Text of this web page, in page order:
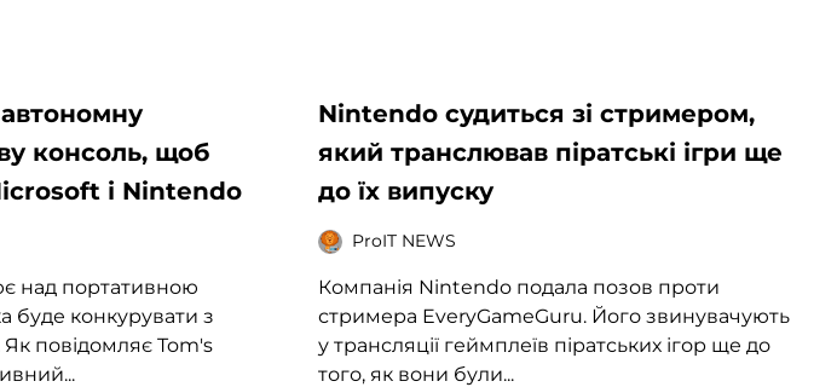
консоль, щоб
і Nintendo
над портативною
буде конкурувати з
повідомляє Tom's
Nintendo судиться зі стримером,
який транслював піратські ігри ще
до їх випуску
ProIT NEWS
Компанія Nintendo подала позов проти
стримера EveryGameGuru. Його звинувачують
у трансляції геймплеїв піратських ігор ще до
того, як вони були...